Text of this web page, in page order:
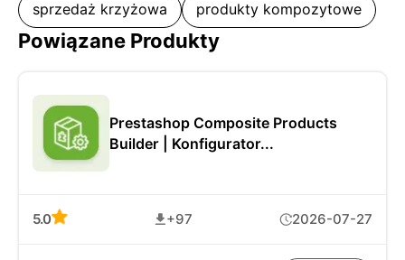
sprzedaż krzyżowa produkty kompozytowe
Powiązane Produkty
Prestashop Composite Products
Builder | Konfigurator...
5.0 +97 2026-07-27